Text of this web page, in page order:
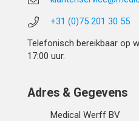
+31 (0)75 201 30 55
Telefonisch bereikbaar op
17:00 uur.
Adres & Gegevens
Medical Werff BV